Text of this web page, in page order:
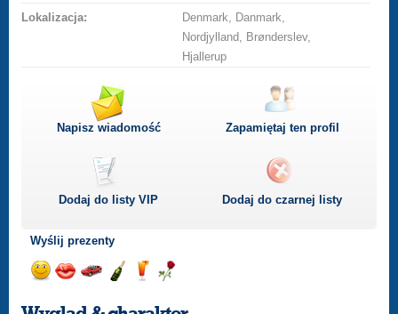
Lokalizacja:
Denmark, Danmark,
Nordjylland, Brønderslev,
Hjallerup
Napisz wiadomość Zapamiętaj ten profil
Dodaj do listyVIP Dodaj do czarnej listy
Wyślij prezenty
uśmiech
buziakasamochodem
szampana
drinka
różę